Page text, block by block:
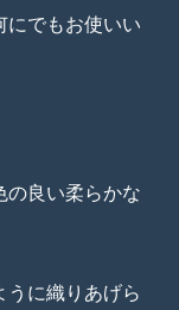
にでもお使いい
の良い柔らかな
うに織りあげら